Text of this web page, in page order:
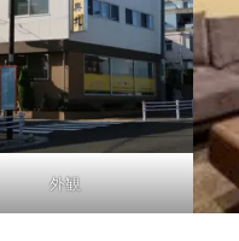
外観